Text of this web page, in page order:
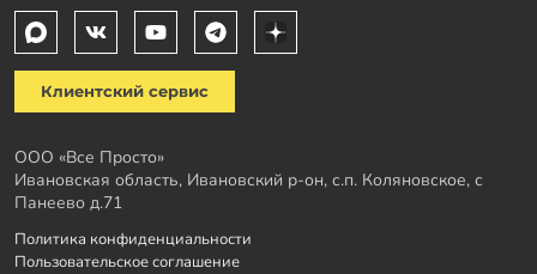
Клиентский сервис
ООО «Все Просто»
Ивановская область, Ивановский р-он, с.п. Коляновское, с
Панеево д.71
Политика конфиденциальности
Пользовательское соглашение